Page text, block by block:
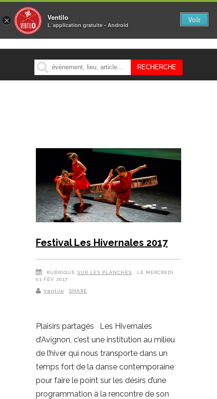
MENU
Festival Les Hivernales 2017
RUBRIQUE SUR LES PLANCHES
, LE MERCREDI
01 FÉV 2017
Ventilo SHARE
Plaisirs partagés Les Hivernales
d’Avignon, c’est une institution au milieu
de l’hiver qui nous transporte dans un
temps fort de la danse contemporaine
pour faire le point sur les désirs d’une
programmation à la rencontre de son
× Ventilo
L´application gratuite - Android
Voir